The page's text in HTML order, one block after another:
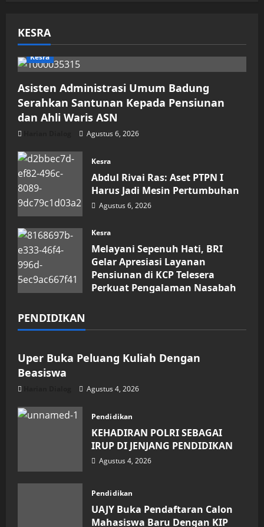
KESRA
Kesra
Asisten Administrasi Umum Badung
Serahkan Santunan Kepada Pensiunan
dan Ahli Waris ASN
Agustus 6, 2026
Kesra
Abdul Rivai Ras: Aset PTPN I
Harus Jadi Mesin Pertumbuhan
Agustus 6, 2026
Kesra
Melayani Sepenuh Hati, BRI
Gelar Apresiasi Layanan
Pensiunan di KCP Telesera
Perkuat Pengalaman Nasabah
PENDIDIKAN
Pendidikan
Uper Buka Peluang Kuliah Dengan
Beasiswa
Agustus 4, 2026
Pendidikan
KEHADIRAN POLRI SEBAGAI
IRUP DI JENJANG PENDIDIKAN
Agustus 4, 2026
Pendidikan
UAJY Buka Pendaftaran Calon
Mahasiswa Baru Dengan KIP